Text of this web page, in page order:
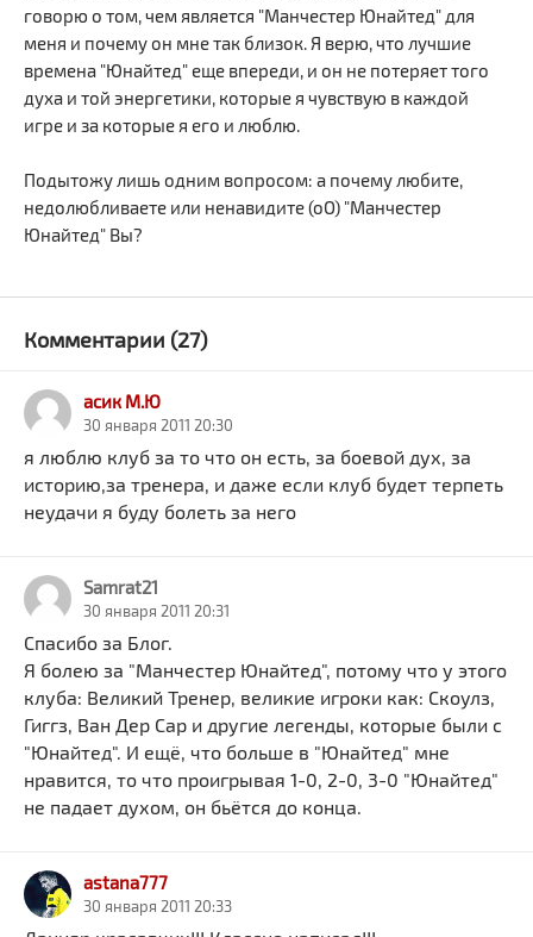
говорю о том, чем является "Манчестер Юнайтед" для
меня и почему он мне так близок. Я верю, что лучшие
времена "Юнайтед" еще впереди, и он не потеряет того
духа и той энергетики, которые я чувствую в каждой
игре и за которые я его и люблю.
Подытожу лишь одним вопросом: а почему любите,
недолюбливаете или ненавидите (оО) "Манчестер
Юнайтед" Вы?
Комментарии (27)
асик М.Ю
30 января 2011 20:30
я люблю клуб за то что он есть, за боевой дух, за
историю,за тренера, и даже если клуб будет терпеть
неудачи я буду болеть за него
Samrat21
30 января 2011 20:31
Спасибо за Блог.
Я болею за "Манчестер Юнайтед", потому что у этого
клуба: Великий Тренер, великие игроки как: Скоулз,
Гиггз, Ван Дер Сар и другие легенды, которые были с
"Юнайтед". И ещё, что больше в "Юнайтед" мне
нравится, то что проигрывая 1-0, 2-0, 3-0 "Юнайтед"
не падает духом, он бьётся до конца.
astana777
30 января 2011 20:33